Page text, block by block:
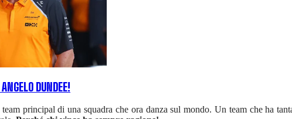
DUNDEE!
team principal di una squadra che ora danza sul mondo. Un team che ha